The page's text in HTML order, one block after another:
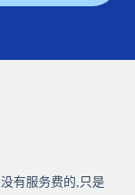
有服务费的,只是